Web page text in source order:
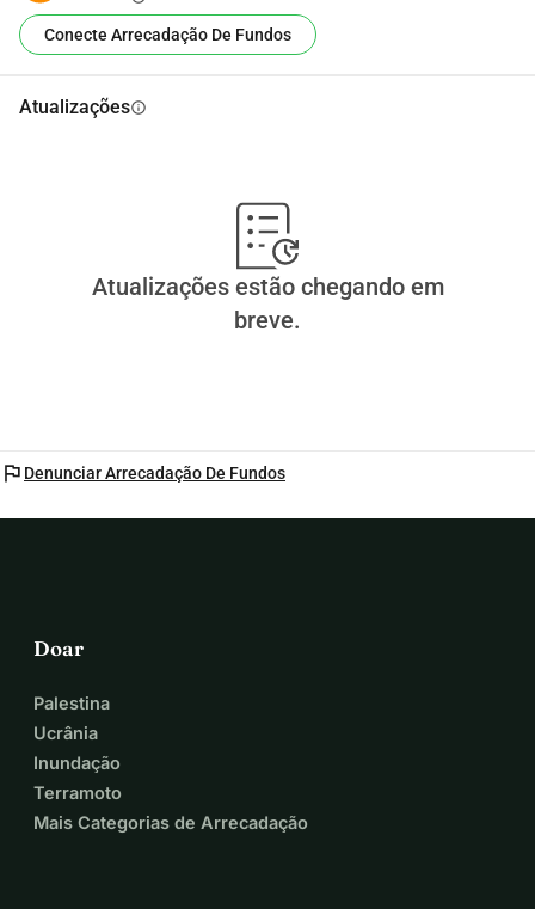
ajuda a tornar isso possível!
Conecte Arrecadação De Fundos
Atualizaçõesinfo
Atualizações estão chegando em
breve.
flag Denunciar Arrecadação De Fundos
Doar
Palestina
Ucrânia
Inundação
Terramoto
Mais Categorias de Arrecadação